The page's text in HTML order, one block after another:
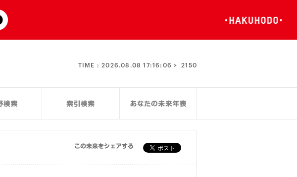
TIME :2026.08.08 17:16:06 > 2150
この未来をシェアする